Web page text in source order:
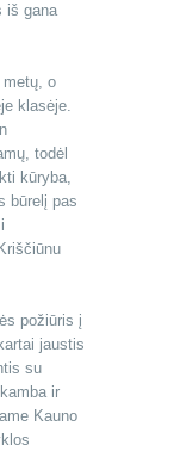
iš gana
metų, o
klasėje.
todėl
kūryba,
būrelį pas
požiūris į
jaustis
su
ir
Kauno